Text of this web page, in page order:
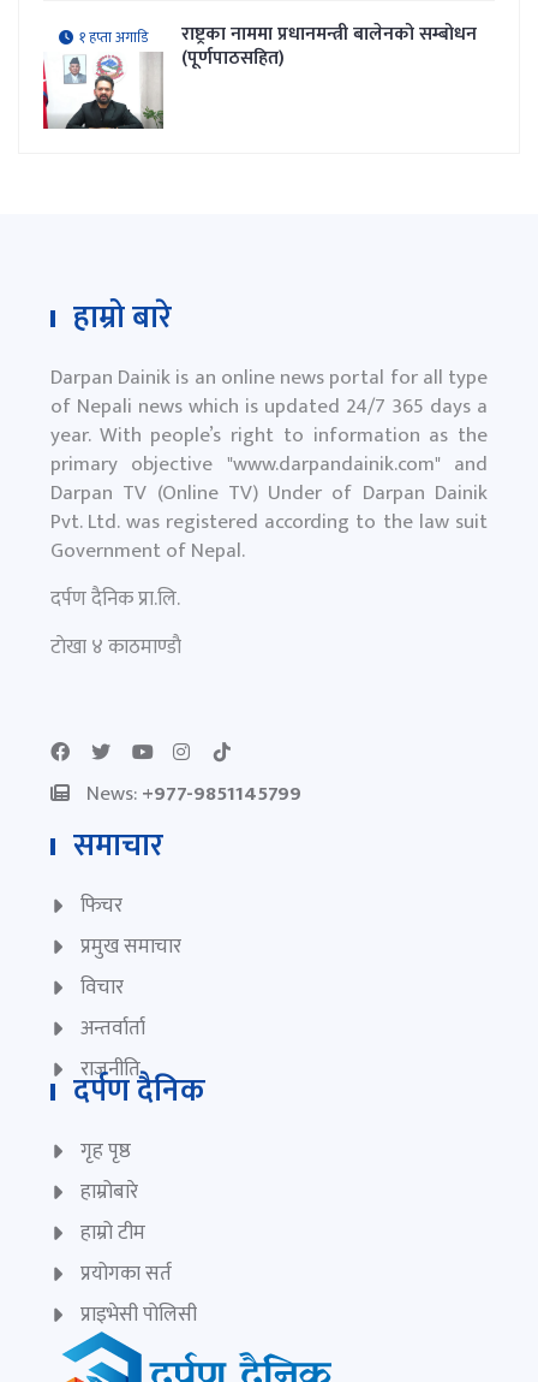
१ हप्ता अगाडि राष्ट्रका नाममा प्रधानमन्त्री बालेनको सम्बोधन
(पूर्णपाठसहित)
हाम्रो बारे
Darpan Dainik is an online news portal for all type
of Nepali news which is updated 24/7 365 days a
year. With people’s right to information as the
primary objective "www.darpandainik.com" and
Darpan TV (Online TV) Under of Darpan Dainik
Pvt. Ltd. was registered according to the law suit
Government of Nepal.
दर्पण दैनिक प्रा.लि.
टाेखा ४ काठमाण्डाै
News:+977-9851145799
समाचार
फिचर
प्रमुख समाचार
विचार
अन्तर्वार्ता
राजनीति
दर्पण दैनिक
गृह पृष्ठ
हाम्रोबारे
हाम्रो टीम
प्रयोगका सर्त
प्राइभेसी पोलिसी